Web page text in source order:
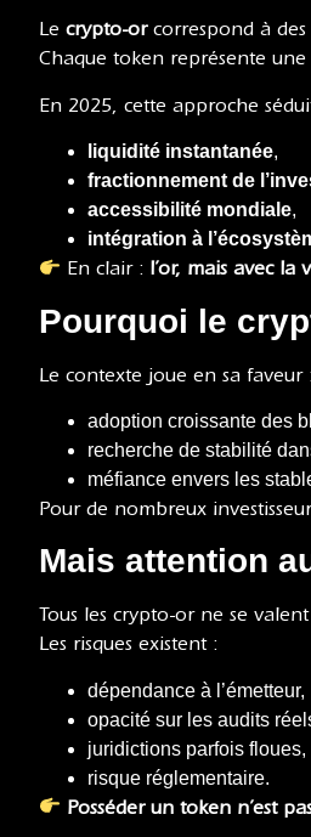
Le crypto-orcorrespond à des
Chaque token représente
En 2025, cette approche
liquidité instantanée,
fractionnement de
accessibilité mondiale,
intégration à
En clair : l’or, mais avec la
Pourquoi le
Le contexte joue en sa faveur :
adoption croissante des
recherche de stabilité
méfiance envers les
Pour de nombreux
Mais attention
Tous les crypto-or ne se valent
Les risques existent :
dépendance à l’émetteur,
opacité sur les audits
juridictions parfois floues,
risque réglementaire.
Posséder un token n’est